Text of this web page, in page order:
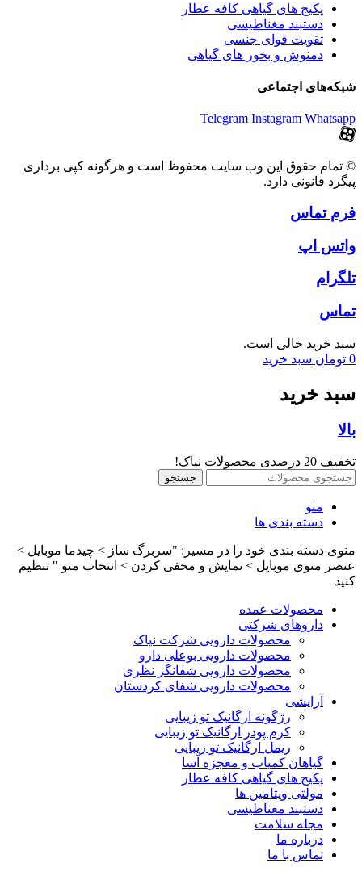
پکیج های گیاهی کافه عطار
دستبند مغناطیسی
تقویت قوای جنسی
دمنوش و بخور های گیاهی
شبکه‌های اجتماعی
Telegram Instagram Whatsapp
© تمام حقوق این وب سایت محفوظ است و هرگونه کپی برداری
پیگرد قانونی دارد.
فرم تماس
واتس اپ
تلگرام
تماس
سبد خرید خالی است.
0 تومان سبد خرید
سبد خرید
بالا
تخفیف 20 درصدی محصولات نیاک!
جستجو
منو
دسته بندی ها
منوی دسته بندی خود را در مسیر: "سربرگ ساز > چیدما موبایل >
عنصر منوی موبایل > نمایش و مخفی کردن > انتخاب منو " تنظیم
کنید
محصولات عمده
داروهای شرکتی
محصولات دارویی شرکت نیاک
محصولات دارویی بوعلی دارو
محصولات دارویی شفانگر نظری
محصولات دارویی شفای کردستان
آرایشی
رژگونه ارگانیک تو زیبایی
کرم پودر ارگانیک تو زیبایی
ریمل ارگانیک تو زیبایی
گیاهان کمیاب و معجزه آسا
پکیج های گیاهی کافه عطار
مولتی ویتامین ها
دستبند مغناطیسی
مجله سلامت
درباره ما
تماس با ما